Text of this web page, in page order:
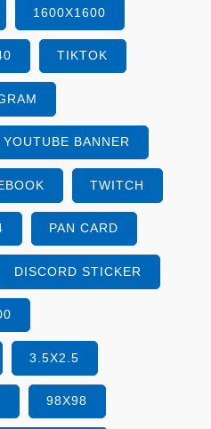
1600X1600
TIKTOK
YOUTUBE BANNER
TWITCH
PAN CARD
DISCORD STICKER
3.5X2.5
98X98